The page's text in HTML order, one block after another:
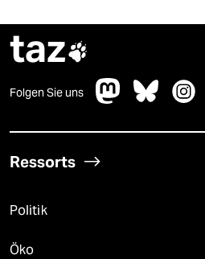
taz
Folgen Sie uns
Ressorts
Politik
Öko